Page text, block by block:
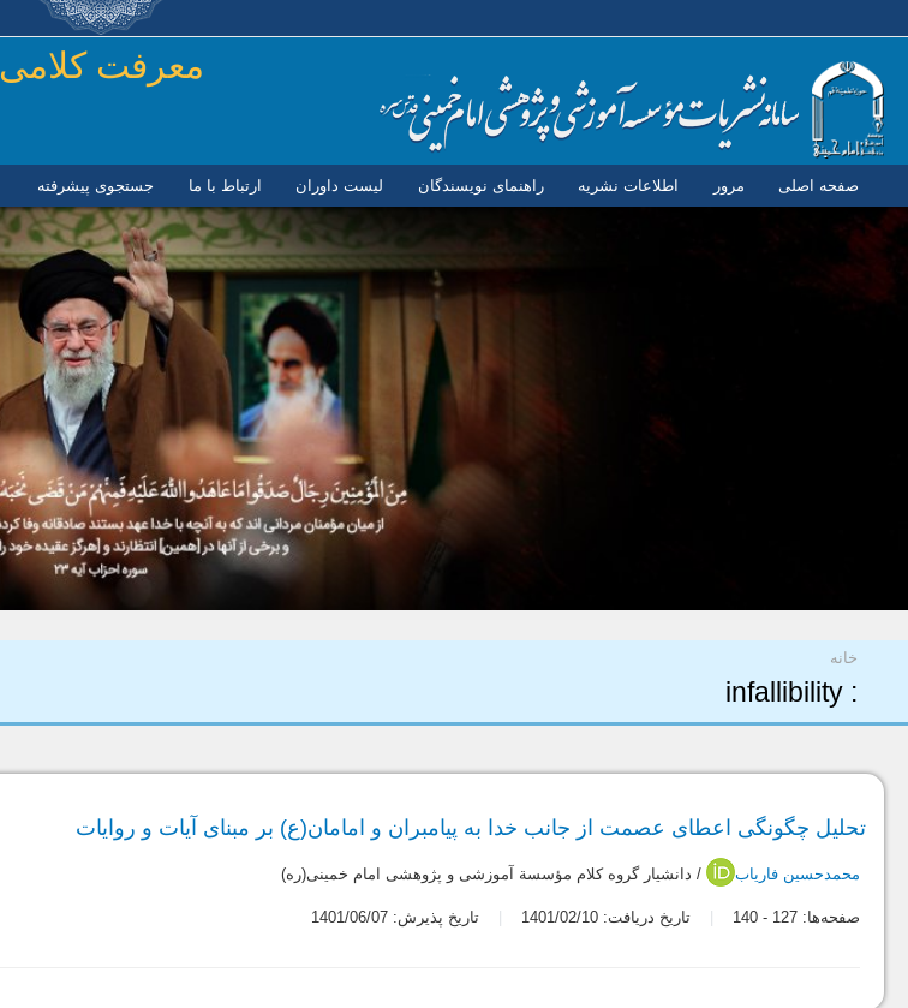
رفتن به محتوای اصلی
معرفت کلامی
صفحه اصلی مرور اطلاعات نشریه راهنمای نویسندگان لیست داوران ارتباط با ما جستجوی پیشرفته
شما اینجا هستید
خانه
: infallibility
تحلیل چگونگی اعطای عصمت از جانب خدا به پیامبران و امامان(ع) بر مبنای آیات و روایات
محمدحسین فاریاب / دانشیار گروه کلام مؤسسة آموزشی و پژوهشی امام خمینی(ره)
صفحه‌ها: 127
- تاریخ دریافت: 1401/02/10 تاریخ پذیرش: 1401/06/07